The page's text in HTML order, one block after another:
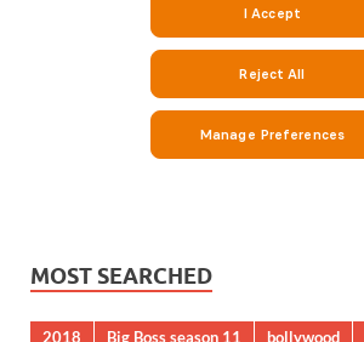
MOST SEARCHED
2018 Big Boss season 11 bollywood